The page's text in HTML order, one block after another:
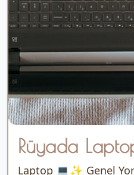
Rüyada
Laptop 💻✨ Genel